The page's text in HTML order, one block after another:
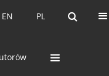
PL
EN PL
EN